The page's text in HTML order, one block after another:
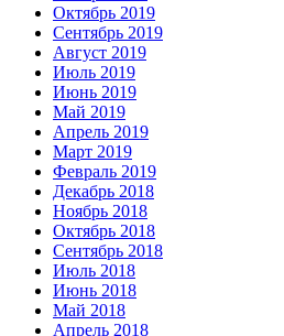
Октябрь 2019
Сентябрь 2019
Август 2019
Июль 2019
Июнь 2019
Май 2019
Апрель 2019
Март 2019
Февраль 2019
Декабрь 2018
Ноябрь 2018
Октябрь 2018
Сентябрь 2018
Июль 2018
Июнь 2018
Май 2018
Апрель 2018